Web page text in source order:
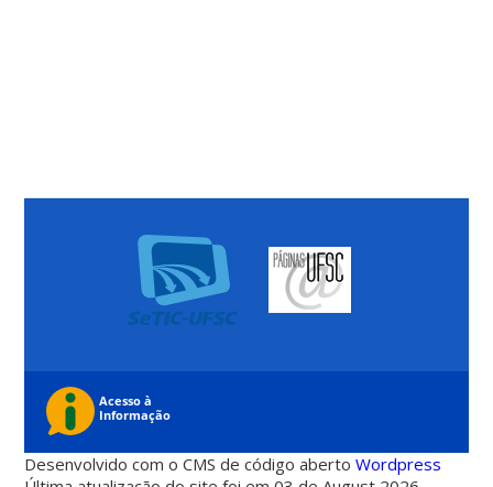
Desenvolvido com o CMS de código abertoWordpress